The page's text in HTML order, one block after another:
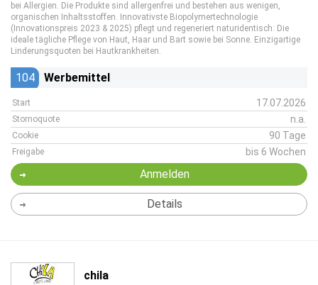
bei Allergien. Die Produkte sind allergenfrei und bestehen aus wenigen,
organischen Inhaltsstoffen. Innovativste Biopolymertechnologie
(Innovationspreis 2023 & 2025) pflegt und regeneriert naturidentisch: Die
ideale tägliche Pflege von Haut, Haar und Bart sowie bei Sonne. Einzigartige
Linderungsquoten bei Hautkrankheiten.
104 Werbemittel
Start 17.07.2026
Stornoquote n.a.
Cookie 90 Tage
Freigabe bis 6 Wochen
Anmelden
Details
chila